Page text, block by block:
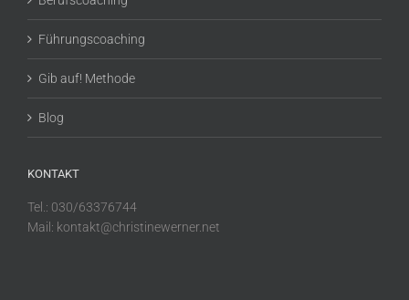
Führungscoaching
Gib auf! Methode
Blog
KONTAKT
Tel.: 030/63376744
Mail: kontakt@christinewerner.net